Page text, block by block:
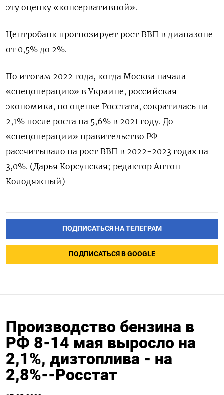
эту оценку «консервативной».
Центробанк прогнозирует рост ВВП в диапазоне
от 0,5% до 2%.
По итогам 2022 года, когда Москва начала
«спецоперацию» в Украине, российская
экономика, по оценке Росстата, сократилась на
2,1% после роста на 5,6% в 2021 году. До
«спецоперации» правительство РФ
рассчитывало на рост ВВП в 2022-2023 годах на
3,0%. (Дарья Корсунская; редактор Антон
Колодяжный)
ПОДПИСАТЬСЯ НА ТЕЛЕГРАМ
ПОДПИСАТЬСЯ В GOOGLE
Производство бензина в
РФ 8-14 мая выросло на
2,1%, дизтоплива - на
2,8%--Росстат